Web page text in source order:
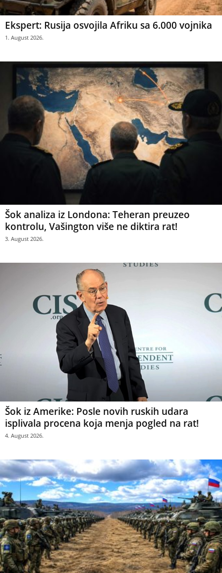
Ekspert: Rusija osvojila Afriku sa 6.000 vojnika
1. August 2026.
Šok analiza iz Londona: Teheran preuzeo
kontrolu, Vašington više ne diktira rat!
3. August 2026.
Šok iz Amerike: Posle novih ruskih udara
isplivala procena koja menja pogled na rat!
4. August 2026.